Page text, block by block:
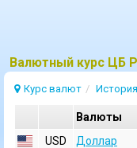
Bалютный курс ЦБ
Курс валют
Валюты
USD
Доллар